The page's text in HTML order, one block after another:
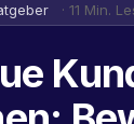
· 11 Min.